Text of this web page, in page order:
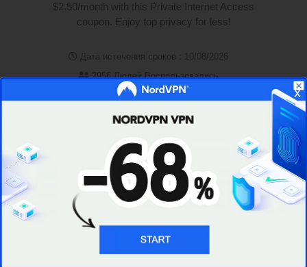
$2.50/month with this Private Internet Access
coupon. Enjoy top privacy for less!
Дата истечения сроков : 10/08/2026
2956 Людей Воспользовались
Осталось лишь 44
РЕЙТИНГ
ЗАБРАТЬ ПРЕДЛОЖЕНИЕ
Посетить Сайт Провайдера
x